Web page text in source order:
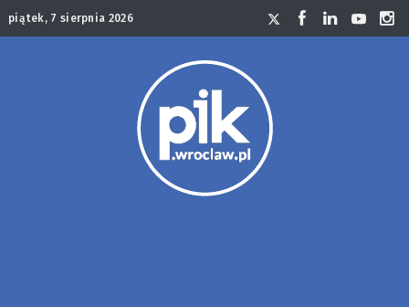
piątek, 7 sierpnia 2026